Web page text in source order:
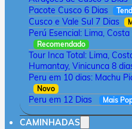
Pacote Cusco 6 Dias
Cusco e Vale Sul 7 Dias
Perú Esencial: Lima,
Recomendado
Tour Inca Total: Lima,
Humantay, Vinicunca 8
Peru em 10 dias: Machu
Novo
Peru em 12 Dias Mais
CAMINHADAS